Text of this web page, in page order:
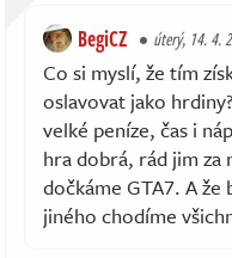
BegiCZ úterý, 14. 4.
Co si myslí, že tím
oslavovat jako
velké peníze, čas i
hra dobrá, rád jim za
dočkáme GTA7. A
jiného chodíme